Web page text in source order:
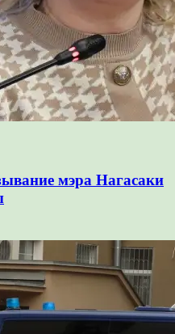
мэра Нагасаки